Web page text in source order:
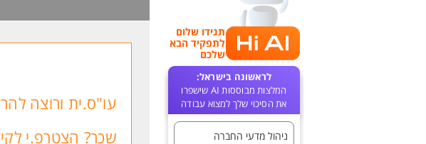
תגידו שלום
לתפקיד הבא
שלכם
לראשונה בישראל:
המלצות מבוססות AI שישפרו
את הסיכוי שלך למצוא עבודה
ניהול מדעי החברה
עו"ס.ית ורוצה
שכר? הצטרפ.י